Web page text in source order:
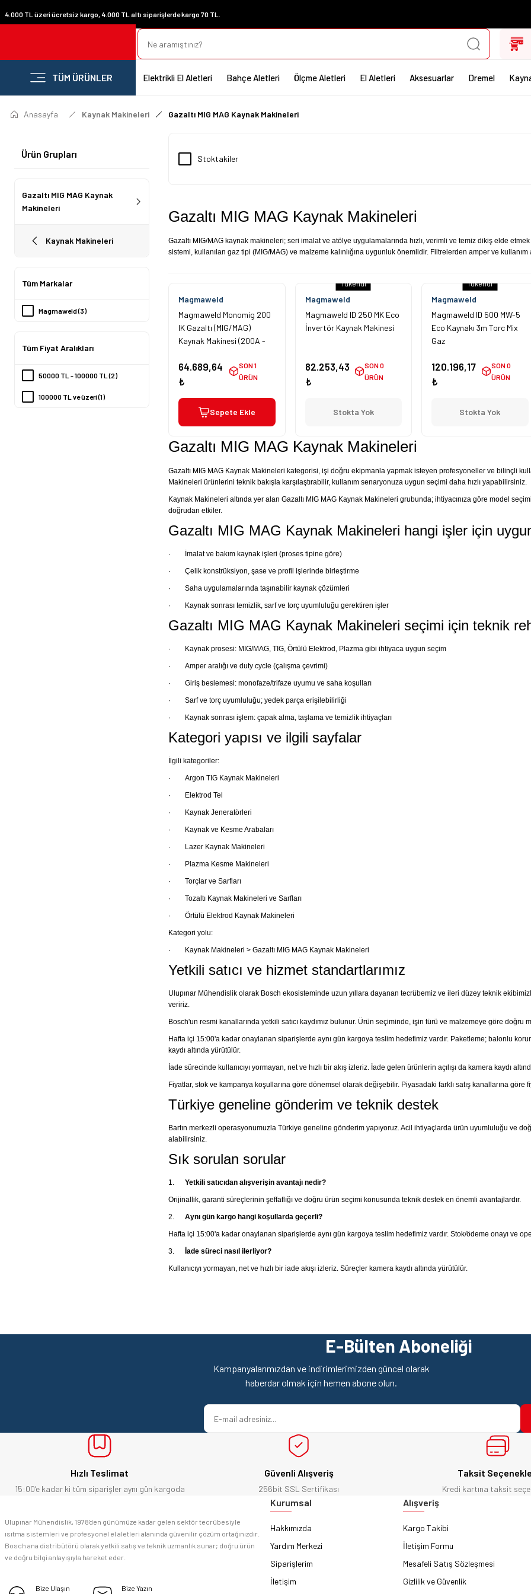
4.000 TL üzeri ücretsiz kargo, 4.000 TL altı siparişlerde kargo 70 TL.
TÜM ÜRÜNLER Elektrikli El Aletleri Bahçe Aletleri Ölçme Aletleri El Aletleri Aksesuarlar Dremel
Anasayfa Kaynak Makineleri Gazaltı MIG MAG Kaynak Makineleri
Ürün Grupları
Gazaltı MIG MAG Kaynak
Makineleri
Kaynak Makineleri
Tüm Markalar
Magmaweld (3)
Tüm Fiyat Aralıkları
50000 TL - 100000 TL (2)
100000 TL ve üzeri (1)
Stoktakiler
Gazaltı MIG MAG Kaynak Makineleri
Gazaltı MIG/MAG kaynak makineleri; seri imalat ve atölye uygulamalarında hızlı, verimli ve temiz dikiş elde
sistemi, kullanılan gaz tipi (MIG/MAG) ve malzeme kalınlığına uygunluk önemlidir. Filtrelerden amper ve
Magmaweld
Magmaweld Monomig 200
IK Gazaltı (MIG/MAG)
Kaynak Makinesi (200A -
64.689,64
₺
SON 1
ÜRÜN
Sepete Ekle
Tükendi
Magmaweld
Magmaweld ID 250 MK Eco
İnvertör Kaynak Makinesi
82.253,43
₺
SON 0
ÜRÜN
Stokta Yok
Tükendi
Magmaweld
Magmaweld ID 500 MW-5
Eco Kaynakı 3m Torc Mix
Gaz
120.196,17
₺
SON 0
ÜRÜN
Stokta Yok
Gazaltı MIG MAG Kaynak Makineleri
Gazaltı MIG MAG Kaynak Makineleri kategorisi, işi doğru ekipmanla yapmak isteyen profesyoneller ve bilinçli
Makineleri ürünlerini teknik bakışla karşılaştırabilir, kullanım senaryonuza uygun seçimi daha hızlı yapabilirsiniz.
Kaynak Makineleri altında yer alan Gazaltı MIG MAG Kaynak Makineleri grubunda; ihtiyacınıza göre model
doğrudan etkiler.
Gazaltı MIG MAG Kaynak Makineleri hangi işler için
· İmalat ve bakım kaynak işleri (proses tipine göre)
· Çelik konstrüksiyon, şase ve profil işlerinde birleştirme
· Saha uygulamalarında taşınabilir kaynak çözümleri
· Kaynak sonrası temizlik, sarf ve torç uyumluluğu gerektiren işler
Gazaltı MIG MAG Kaynak Makineleri seçimi için teknik
· Kaynak prosesi: MIG/MAG, TIG, Örtülü Elektrod, Plazma gibi ihtiyaca uygun seçim
· Amper aralığı ve duty cycle (çalışma çevrimi)
· Giriş beslemesi: monofaze/trifaze uyumu ve saha koşulları
· Sarf ve torç uyumluluğu; yedek parça erişilebilirliği
· Kaynak sonrası işlem: çapak alma, taşlama ve temizlik ihtiyaçları
Kategori yapısı ve ilgili sayfalar
İlgili kategoriler:
· Argon TIG Kaynak Makineleri
· Elektrod Tel
· Kaynak Jeneratörleri
· Kaynak ve Kesme Arabaları
· Lazer Kaynak Makineleri
· Plazma Kesme Makineleri
· Torçlar ve Sarfları
· Tozaltı Kaynak Makineleri ve Sarfları
· Örtülü Elektrod Kaynak Makineleri
Kategori yolu:
· Kaynak Makineleri > Gazaltı MIG MAG Kaynak Makineleri
Yetkili satıcı ve hizmet standartlarımız
Ulupınar Mühendislik olarak Bosch ekosisteminde uzun yıllara dayanan tecrübemiz ve ileri düzey teknik
veririz.
Bosch'un resmi kanallarında yetkili satıcı kaydımız bulunur. Ürün seçiminde, işin türü ve malzemeye göre
Hafta içi 15:00'a kadar onaylanan siparişlerde aynı gün kargoya teslim hedefimiz vardır. Paketleme; balonlu
kaydı altında yürütülür.
İade sürecinde kullanıcıyı yormayan, net ve hızlı bir akış izleriz. İade gelen ürünlerin açılışı da kamera kaydı
Fiyatlar, stok ve kampanya koşullarına göre dönemsel olarak değişebilir. Piyasadaki farklı satış kanallarına göre
Türkiye geneline gönderim ve teknik destek
Bartın merkezli operasyonumuzla Türkiye geneline gönderim yapıyoruz. Acil ihtiyaçlarda ürün uyumluluğu ve
alabilirsiniz.
Sık sorulan sorular
1. Yetkili satıcıdan alışverişin avantajı nedir?
Orijinallik, garanti süreçlerinin şeffaflığı ve doğru ürün seçimi konusunda teknik destek en önemli avantajlardır.
2. Aynı gün kargo hangi koşullarda geçerli?
Hafta içi 15:00'a kadar onaylanan siparişlerde aynı gün kargoya teslim hedefimiz vardır. Stok/ödeme onayı ve
3. İade süreci nasıl ilerliyor?
Kullanıcıyı yormayan, net ve hızlı bir iade akışı izleriz. Süreçler kamera kaydı altında yürütülür.
E-Bülten Aboneliği
Kampanyalarımızdan ve indirimlerimizden güncel olarak
haberdar olmak için hemen abone olun.
Hızlı Teslimat
15:00’e kadar ki tüm siparişler aynı gün kargoda
Güvenli Alışveriş
256bit SSL Sertifikası
Taksit
Kredi kartına taksit
Ulupınar Mühendislik, 1978'den günümüze kadar gelen sektör tecrübesiyle
ısıtma sistemleri ve profesyonel el aletleri alanında güvenilir çözüm ortağınızdır.
Bosch ana distribütörü olarak yetkili satış ve teknik uzmanlık sunar; doğru ürün
ve doğru bilgi anlayışıyla hareket eder.
Bize Ulaşın Bize Yazın
Kurumsal
Hakkımızda
Yardım Merkezi
Siparişlerim
İletişim
Alışveriş
Kargo Takibi
İletişim Formu
Mesafeli Satış Sözleşmesi
Gizlilik ve Güvenlik